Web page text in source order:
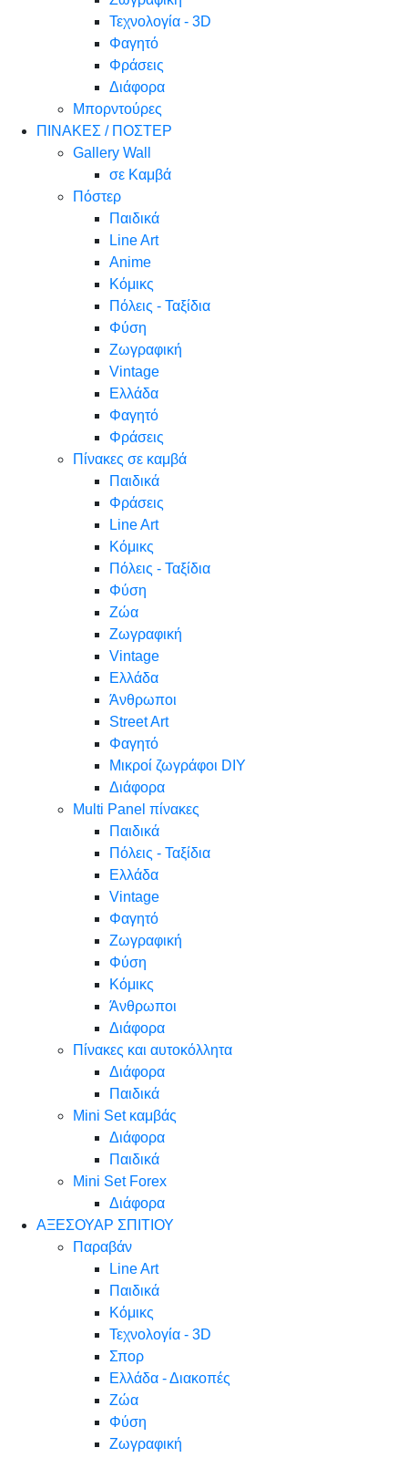
Τεχνολογία - 3D
Φαγητό
Φράσεις
Διάφορα
Μπορντούρες
ΠΙΝΑΚΕΣ / ΠΟΣΤΕΡ
Gallery Wall
σε Καμβά
Πόστερ
Παιδικά
Line Art
Anime
Κόμικς
Πόλεις - Ταξίδια
Φύση
Ζωγραφική
Vintage
Ελλάδα
Φαγητό
Φράσεις
Πίνακες σε καμβά
Παιδικά
Φράσεις
Line Art
Κόμικς
Πόλεις - Ταξίδια
Φύση
Ζώα
Ζωγραφική
Vintage
Ελλάδα
Άνθρωποι
Street Art
Φαγητό
Μικροί ζωγράφοι DIY
Διάφορα
Multi Panel πίνακες
Παιδικά
Πόλεις - Ταξίδια
Ελλάδα
Vintage
Φαγητό
Ζωγραφική
Φύση
Κόμικς
Άνθρωποι
Διάφορα
Πίνακες και αυτοκόλλητα
Διάφορα
Παιδικά
Mini Set καμβάς
Διάφορα
Παιδικά
Mini Set Forex
Διάφορα
ΑΞΕΣΟΥΑΡ ΣΠΙΤΙΟΥ
Παραβάν
Line Art
Παιδικά
Κόμικς
Τεχνολογία - 3D
Σπορ
Ελλάδα - Διακοπές
Ζώα
Φύση
Ζωγραφική